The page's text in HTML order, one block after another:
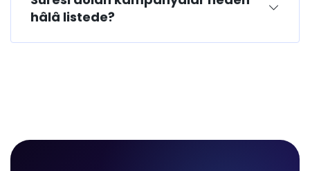
hâlâ listede?